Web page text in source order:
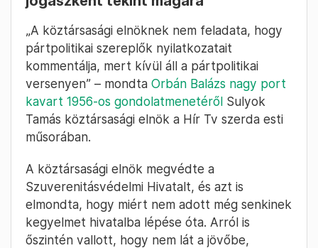
„A köztársasági elnöknek nem feladata, hogy
pártpolitikai szereplők nyilatkozatait
kommentálja, mert kívül áll a pártpolitikai
versenyen” – mondta Orbán Balázs nagy port
kavart 1956-os gondolatmenetéről Sulyok
Tamás köztársasági elnök a Hír Tv szerda esti
műsorában.
A köztársasági elnök megvédte a
Szuverenitásvédelmi Hivatalt, és azt is
elmondta, hogy miért nem adott még senkinek
kegyelmet hivatalba lépése óta. Arról is
őszintén vallott, hogy nem lát a jövőbe,